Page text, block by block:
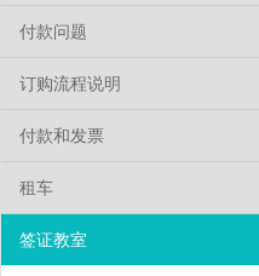
付款问题
订购流程说明
付款和发票
租车
签证教室